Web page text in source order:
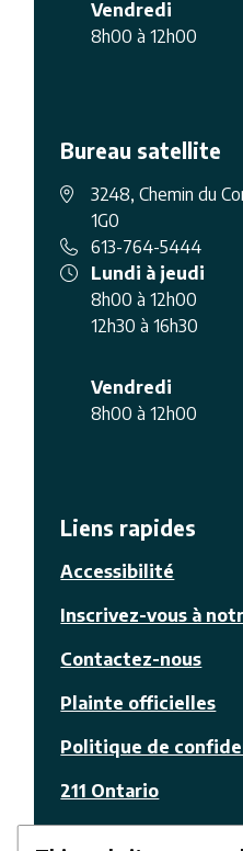
Vendredi
8h00 à 12h00
Bureau satellite
3248, Chemin du
1G0
613-764-5444
Lundi à jeudi
8h00 à 12h00
12h30 à 16h30
Vendredi
8h00 à 12h00
Liens rapides
Accessibilité
Inscrivez-vous à
Contactez-nous
Plainte officielles
Politique de
211 Ontario